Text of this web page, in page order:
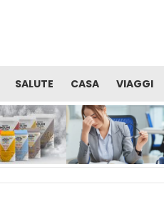
SALUTE CASA VIAGGI
DI UTILE PER RECUPERARE